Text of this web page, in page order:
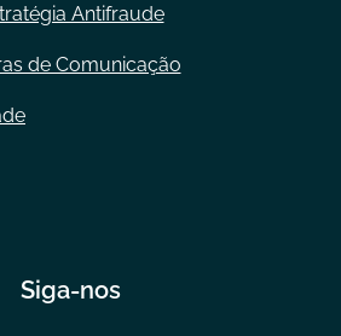
Antifraude
de Comunicação
Siga-nos